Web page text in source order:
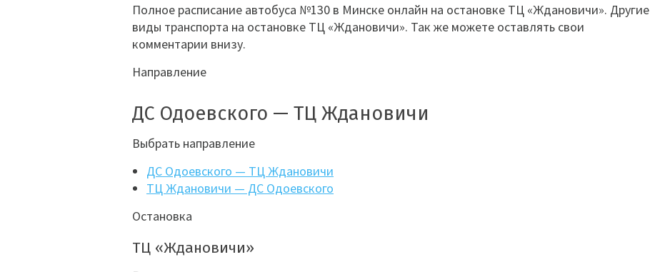
Полное расписание автобуса №130 в Минске онлайн на остановке ТЦ «Ждановичи». Другие
виды транспорта на остановке ТЦ «Ждановичи». Так же можете оставлять свои
комментарии внизу.
Направление
ДС Одоевского — ТЦ Ждановичи
Выбрать направление
ДС Одоевского — ТЦ Ждановичи
ТЦ Ждановичи — ДС Одоевского
Остановка
ТЦ «Ждановичи»